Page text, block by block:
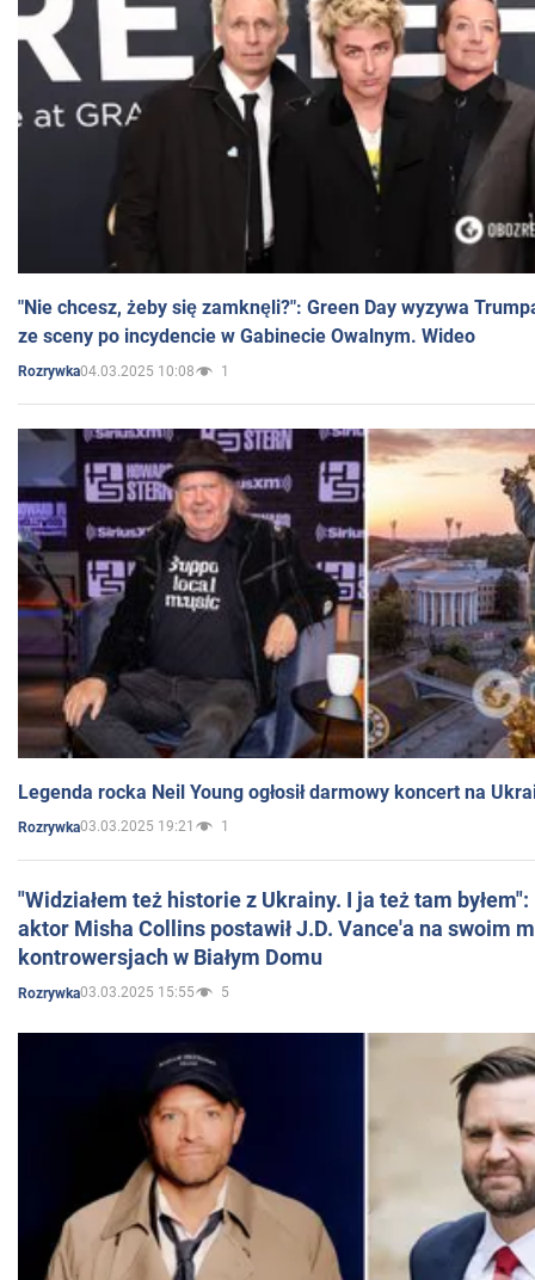
"Nie chcesz, żeby się zamknęli?": Green Day wyzywa
ze sceny po incydencie w Gabinecie Owalnym. Wideo
Rozrywka04.03.2025 10:08 1
Legenda rocka Neil Young ogłosił darmowy koncert na
Rozrywka03.03.2025 19:21 1
"Widziałem też historie z Ukrainy. I ja też tam
aktor Misha Collins postawił J.D. Vance'a na swoim
kontrowersjach w Białym Domu
Rozrywka03.03.2025 15:55 5